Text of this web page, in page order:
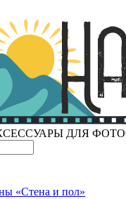
ДЛЯ
«Стена и пол»